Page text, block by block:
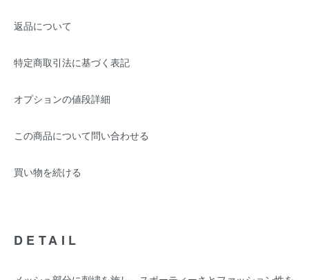
返品について
特定商取引法に基づく表記
オプションの値段詳細
この商品について問い合わせる
買い物を続ける
DETAIL